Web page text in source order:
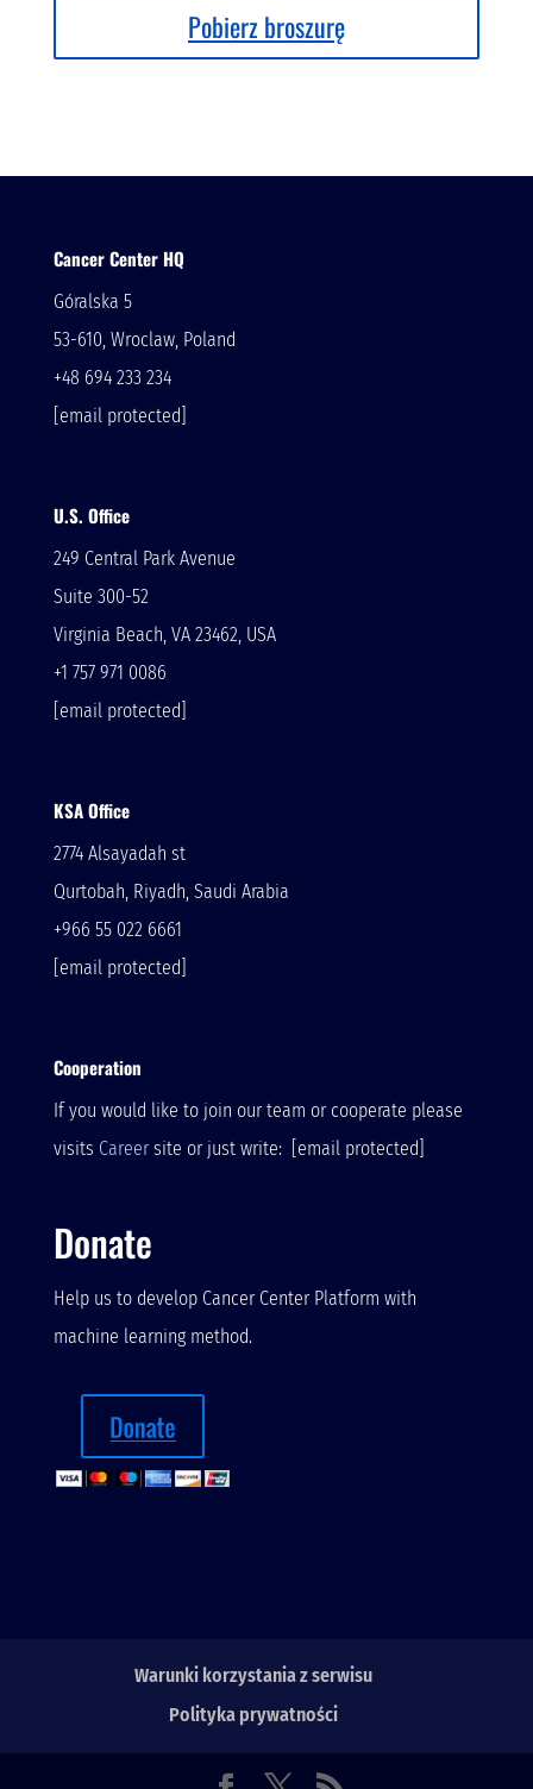
Pobierz broszurę
Cancer Center HQ
Góralska 5
53-610, Wroclaw, Poland
+48 694 233 234
[email protected]
U.S. Office
249 Central Park Avenue
Suite 300-52
Virginia Beach, VA 23462, USA
+1 757 971 0086
[email protected]
KSA Office
2774 Alsayadah st
Qurtobah, Riyadh, Saudi Arabia
+966 55 022 6661
[email protected]
Cooperation
If you would like to join our team or cooperate please
visits Careersite or just write: [email protected]
Donate
Help us to develop Cancer Center Platform with
machine learning method.
Warunki korzystania z serwisu
Polityka prywatności